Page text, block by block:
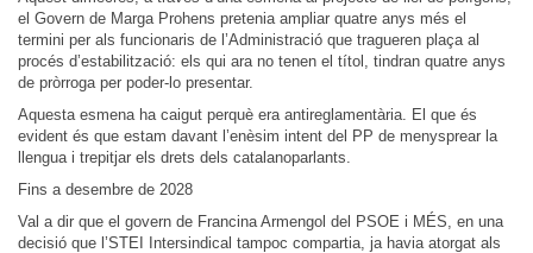
el Govern de Marga Prohens pretenia ampliar quatre anys més el
termini per als funcionaris de l’Administració que tragueren plaça al
procés d’estabilització: els qui ara no tenen el títol, tindran quatre anys
de pròrroga per poder-lo presentar.
Aquesta esmena ha caigut perquè era antireglamentària. El que és
evident és que estam davant l’enèsim intent del PP de menysprear la
llengua i trepitjar els drets dels catalanoparlants.
Fins a desembre de 2028
Val a dir que el govern de Francina Armengol del PSOE i MÉS, en una
decisió que l’STEI Intersindical tampoc compartia, ja havia atorgat als